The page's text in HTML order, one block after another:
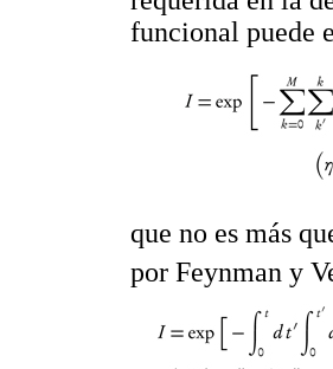
funcional puede
que no es más
por Feynman y